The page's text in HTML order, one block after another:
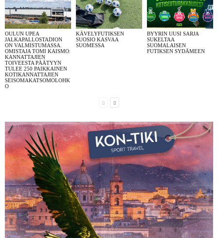
OULUN UPEA
JALKAPALLOSTADION
ON VALMISTUMASSA.
OMISTAJA TOMI KAISMO:
KANNATTAJIEN
TOIVEESTA PÄÄTYYN
TULEE 250 PAIKKAINEN
KOTIKANNATTAJIEN
SEISOMAKATSOMOLOHK
O
KÄVELYFUTIKSEN
SUOSIO KASVAA
SUOMESSA
BYYRIN UUSI SARJA
SUKELTAA
SUOMALAISEN
FUTIKSEN SYDÄMEEN